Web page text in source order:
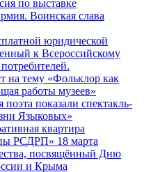
по выставке
Воинская слава
юридической
к Всероссийскому
на тему «Фольклор как
работы музеев»
показали спектакль-
Языковых»
квартира
РСДРП» 18 марта
посвящённый Дню
и Крыма